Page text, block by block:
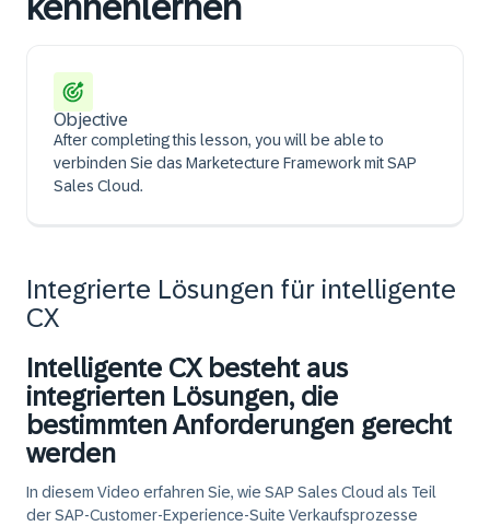
Objective
After completing this lesson, you will be able to
verbinden Sie das Marketecture Framework mit SAP
Sales Cloud.
Integrierte Lösungen für intelligente
CX
Intelligente CX besteht aus
integrierten Lösungen, die
bestimmten Anforderungen gerecht
werden
In diesem Video erfahren Sie, wie SAP Sales Cloud als Teil
der SAP-Customer-Experience-Suite Verkaufsprozesse